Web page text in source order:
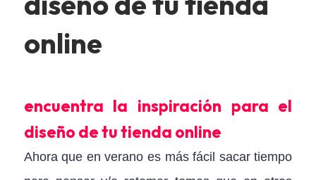
online
encuentra la inspiración para el
diseño de tu tienda online
Ahora que en verano es más fácil sacar tiempo